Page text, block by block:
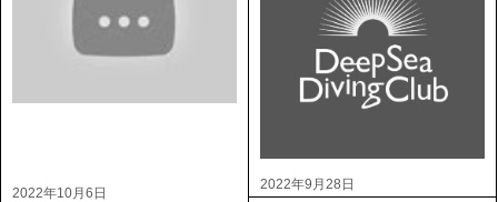
2022年10月6日
2022年9月28日